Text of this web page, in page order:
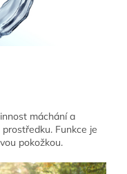
máchání a
Funkce je
pokožkou.